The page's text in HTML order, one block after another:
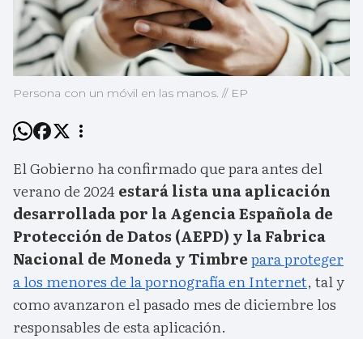
Persona con un móvil en las manos. // EP
El Gobierno ha confirmado que para antes del
verano de 2024 estará lista una aplicación
desarrollada por la Agencia Española de
Protección de Datos (AEPD) y la Fabrica
Nacional de Moneda y Timbrepara proteger
a los menores de la pornografía en Internet, tal y
como avanzaron el pasado mes de diciembre los
responsables de esta aplicación.